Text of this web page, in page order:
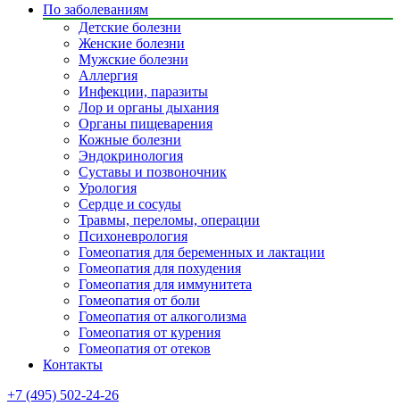
По заболеваниям
Детские болезни
Женские болезни
Мужские болезни
Аллергия
Инфекции, паразиты
Лор и органы дыхания
Органы пищеварения
Кожные болезни
Эндокринология
Суставы и позвоночник
Урология
Сердце и сосуды
Травмы, переломы, операции
Психоневрология
Гомеопатия для беременных и лактации
Гомеопатия для похудения
Гомеопатия для иммунитета
Гомеопатия от боли
Гомеопатия от алкоголизма
Гомеопатия от курения
Гомеопатия от отеков
Контакты
+7 (495) 502-24-26